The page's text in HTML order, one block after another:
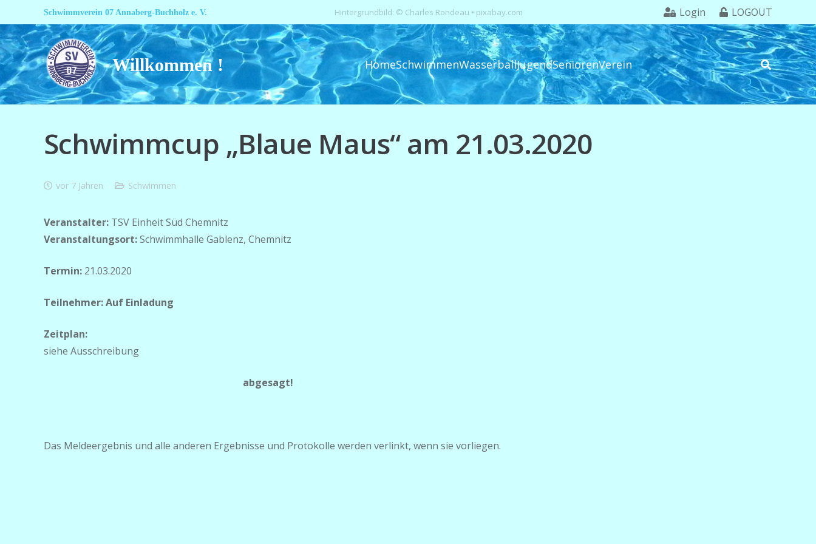
Schwimmverein 07 Annaberg-Buchholz e. V. Hintergrundbild: © Charles Rondeau ▪ pixabay.com Login LOGOUT
Willkommen ! HomeSchwimmenWasserballJugendSeniorenVerein
Schwimmcup „Blaue Maus“ am 21.03.2020
vor 7 Jahren Schwimmen
Veranstalter: TSV Einheit Süd Chemnitz
Veranstaltungsort:Schwimmhalle Gablenz, Chemnitz
Termin: 21.03.2020
Teilnehmer:Auf Einladung
Zeitplan:
siehe Ausschreibung
abgesagt!
Das Meldeergebnis und alle anderen Ergebnisse und Protokolle werden verlinkt, wenn sie vorliegen.